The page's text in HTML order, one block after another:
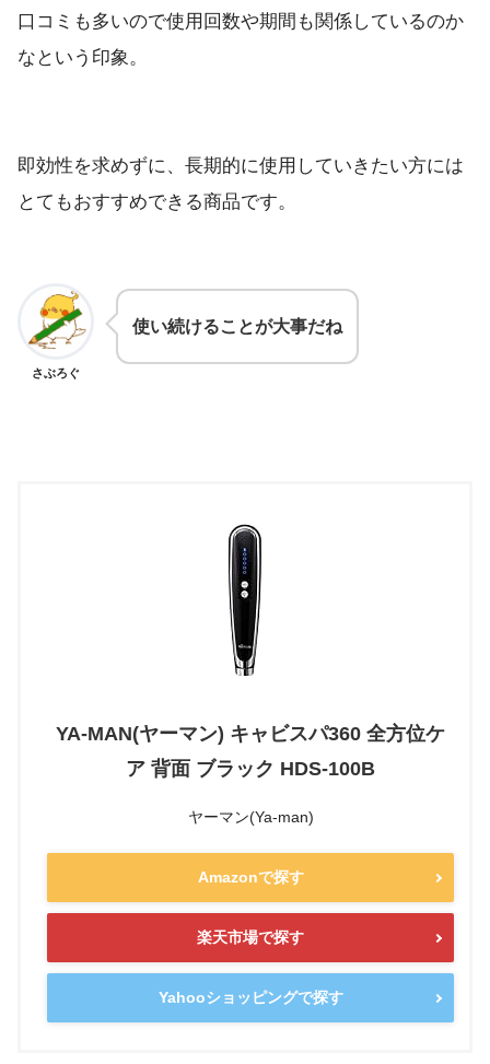
口コミも多いので使用回数や期間も関係しているのか
なという印象。
即効性を求めずに、長期的に使用していきたい方には
とてもおすすめできる商品です。
さぶろぐ
使い続けることが大事だね
YA-MAN(ヤーマン) キャビスパ360 全方位ケ
ア 背面 ブラック HDS-100B
ヤーマン(Ya-man)
Amazonで探す
楽天市場で探す
Yahooショッピングで探す